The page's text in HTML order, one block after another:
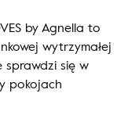
by Agnella to
wytrzymałej
sprawdzi się w
pokojach